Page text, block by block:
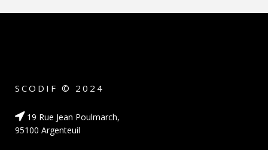
SCODIF © 2024
19 Rue Jean Poulmarch,
95100 Argenteuil